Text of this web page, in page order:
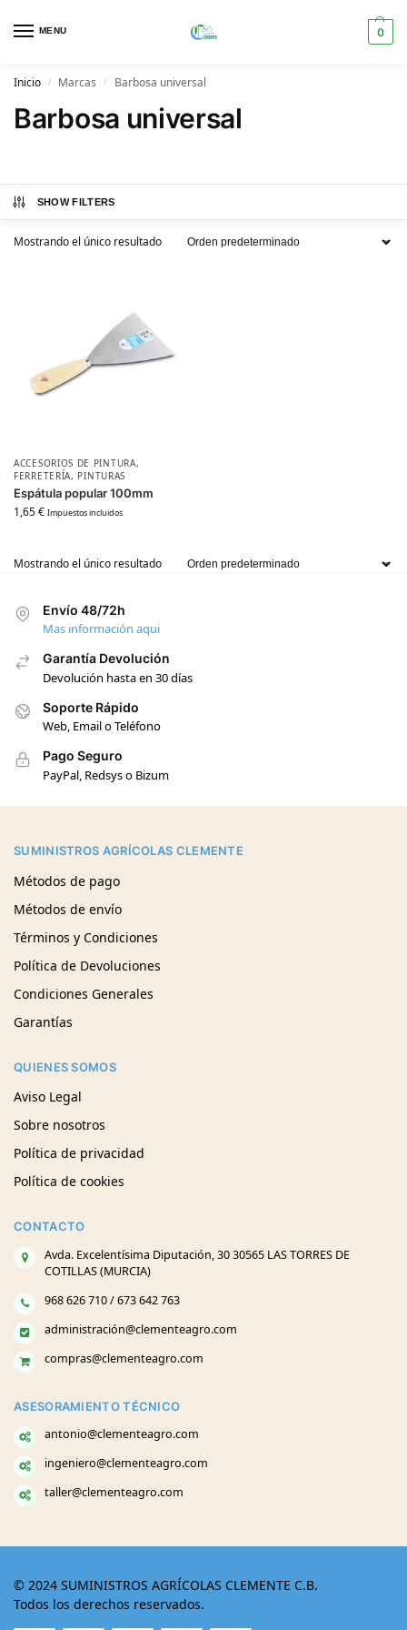
MENU 0
Inicio / Marcas / Barbosa universal
Barbosa universal
SHOW FILTERS
Mostrando el único resultado
ACCESORIOS DE PINTURA,
FERRETERÍA, PINTURAS
Espátula popular 100mm
1,65€ Impuestos incluidos
Mostrando el único resultado
Envío 48/72h
Mas información aqui
Garantía Devolución
Devolución hasta en 30 días
Soporte Rápido
Web, Email o Teléfono
Pago Seguro
PayPal, Redsys o Bizum
SUMINISTROS AGRÍCOLAS CLEMENTE
Métodos de pago
Métodos de envío
Términos y Condiciones
Política de Devoluciones
Condiciones Generales
Garantías
QUIENES SOMOS
Aviso Legal
Sobre nosotros
Política de privacidad
Política de cookies
CONTACTO
Avda. Excelentísima Diputación, 30 30565 LAS TORRES DE
COTILLAS (MURCIA)
968 626 710 / 673 642 763
administración@clementeagro.com
compras@clementeagro.com
ASESORAMIENTO TÉCNICO
antonio@clementeagro.com
ingeniero@clementeagro.com
taller@clementeagro.com
© 2024 SUMINISTROS AGRÍCOLAS CLEMENTE C.B.
Todos los derechos reservados.